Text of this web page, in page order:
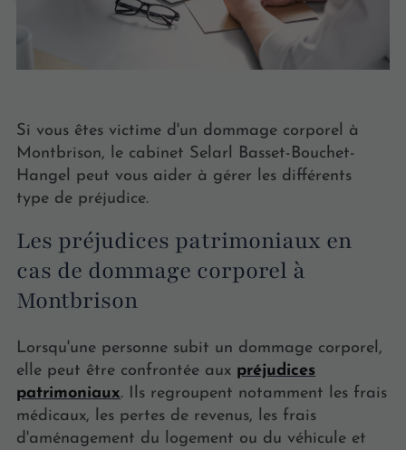
Si vous êtes victime d'un dommage corporel à
Montbrison, le cabinet Selarl Basset-Bouchet-
Hangel peut vous aider à gérer les différents
type de préjudice.
Les préjudices patrimoniaux en
cas de dommage corporel à
Montbrison
Lorsqu'une personne subit un dommage corporel,
elle peut être confrontée aux préjudices
patrimoniaux. Ils regroupent notamment les frais
médicaux, les pertes de revenus, les frais
d'aménagement du logement ou du véhicule et